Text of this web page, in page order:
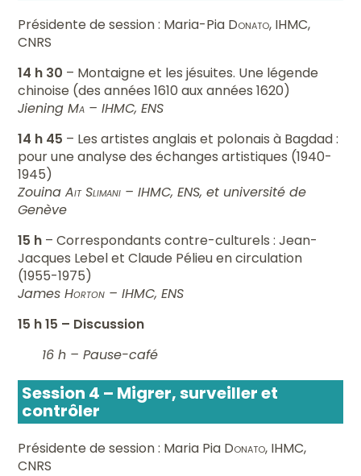
Présidente de session : Maria-Pia Donato, IHMC,
CNRS
14 h 30 – Montaigne et les jésuites. Une légende
chinoise (des années 1610 aux années 1620)
JieningMa – IHMC, ENS
14 h 45 – Les artistes anglais et polonais à Bagdad :
pour une analyse des échanges artistiques (1940-
1945)
ZouinaAit Slimani – IHMC, ENS, et université de
Genève
15 h – Correspondants contre-culturels : Jean-
Jacques Lebel et Claude Pélieu en circulation
(1955-1975)
JamesHorton – IHMC, ENS
15 h 15 – Discussion
16 h – Pause-café
Session 4 – Migrer, surveiller et
contrôler
Présidente de session : Maria Pia Donato, IHMC,
CNRS